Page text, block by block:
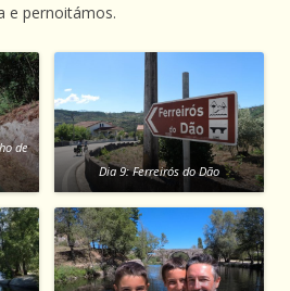
e pernoitámos.
de
Dia 9: Ferreirós do Dão